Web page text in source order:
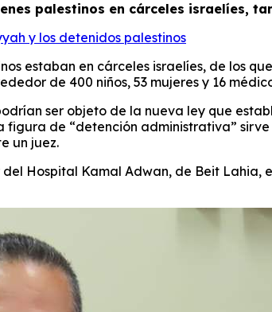
palestinos en cárceles israelíes,
y los detenidos palestinos
estaban en cárceles israelíes, de los
de 400 niños, 53 mujeres y 16
ser objeto de la nueva ley que
de “detención administrativa”
un juez.
Hospital Kamal Adwan, de Beit Lahia,